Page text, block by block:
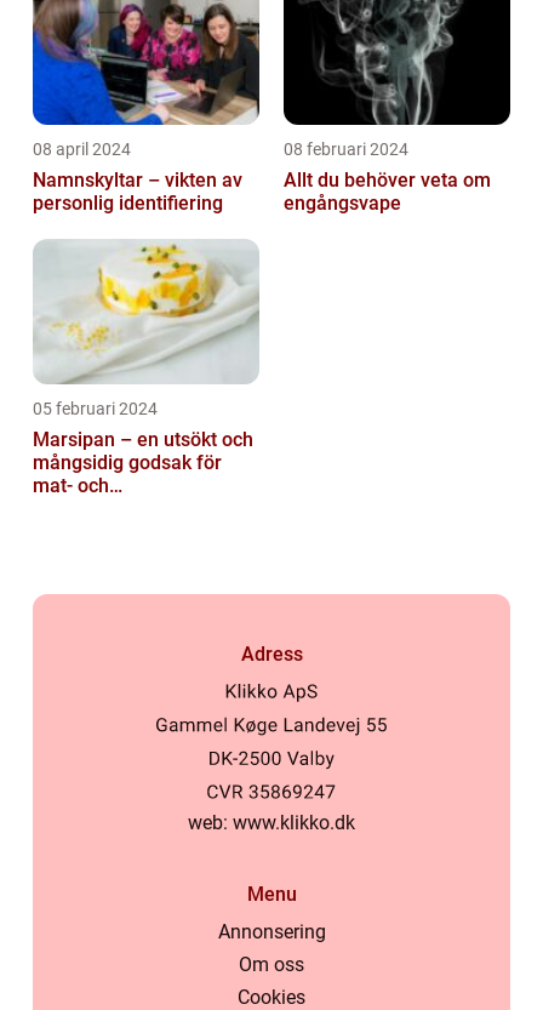
08 april 2024
Namnskyltar – vikten av
personlig identifiering
08 februari 2024
Allt du behöver veta om
engångsvape
05 februari 2024
Marsipan – en utsökt och
mångsidig godsak för
mat- och
Adress
web: www.klikko.dk
Menu
Annonsering
Om oss
Cookies